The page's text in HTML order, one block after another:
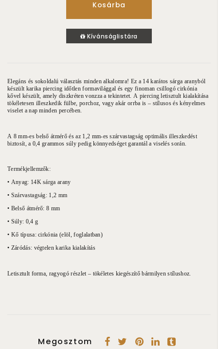
Kosárba
Kívánságlistára
Elegáns és sokoldalú választás minden alkalomra! Ez a 14 karátos sárga aranyból
készült karika piercing időtlen formavilággal és egy finoman csillogó cirkónia
kővel készült, amely diszkréten vonzza a tekintetet. A piercing letisztult kialakítása
tökéletesen illeszkedik fülbe, porchoz, vagy akár orrba is – stílusos és kényelmes
viselet a nap minden percében.
A 8 mm-es belső átmérő és az 1,2 mm-es szárvastagság optimális illeszkedést
biztosít, a 0,4 grammos súly pedig könnyedséget garantál a viselés során.
Termékjellemzők:
• Anyag: 14K sárga arany
• Szárvastagság: 1,2 mm
• Belső átmérő: 8 mm
• Súly: 0,4 g
• Kő típusa: cirkónia (elöl, foglalatban)
• Záródás: végtelen karika kialakítás
Letisztult forma, ragyogó részlet – tökéletes kiegészítő bármilyen stílushoz.
Megosztom